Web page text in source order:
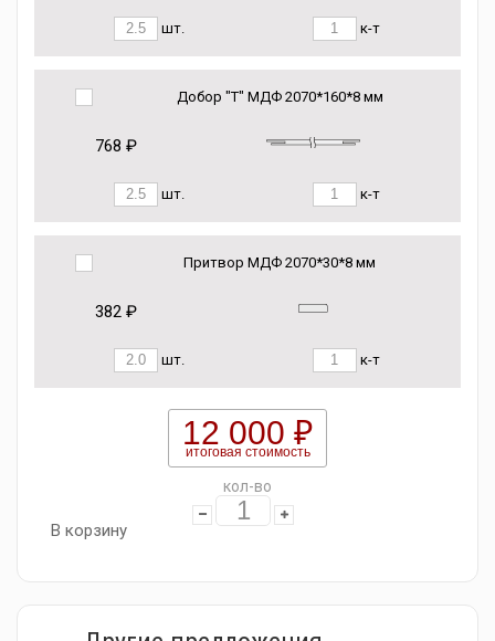
шт. к-т
Добор "Т" МДФ 2070*160*8 мм
768 ₽
шт. к-т
Притвор МДФ 2070*30*8 мм
382 ₽
шт. к-т
12 000 ₽
итоговая стоимость
кол-во
В корзину